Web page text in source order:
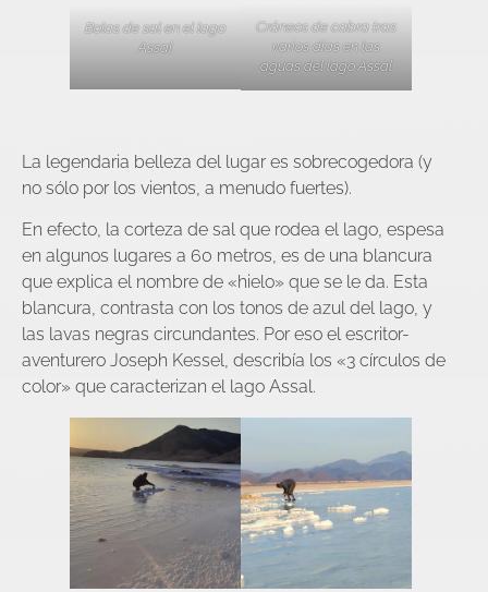
Bolas de sal en el lago
Assal
Cráneos de cabra tras
varios días en las
aguas del lago Assal
La legendaria belleza del lugar es sobrecogedora (y
no sólo por los vientos, a menudo fuertes).
En efecto, la corteza de sal que rodea el lago, espesa
en algunos lugares a 60 metros, es de una blancura
que explica el nombre de «hielo» que se le da. Esta
blancura, contrasta con los tonos de azul del lago, y
las lavas negras circundantes. Por eso el escritor-
aventurero Joseph Kessel, describía los «3 círculos de
color» que caracterizan el lago Assal.